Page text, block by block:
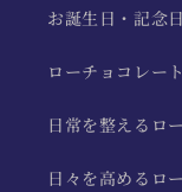
お誕生日・記念
ローチョコレー
日常を整えるロ
日々を高めるロ